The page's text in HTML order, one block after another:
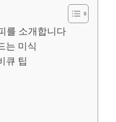
를 소개합니다
는 미식
큐 팁